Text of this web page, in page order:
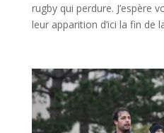
rugby qui perdure. J’espère
leur apparition d’ici la fin de